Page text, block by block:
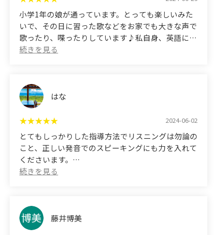
There are a lot of English conversation schools out
there, but Miyabi English House has small classes
and kind, cheerful teachers who make teaching
fun.
My child and I are now able to have simple
小学1年の娘が通っています。とっても楽しいみた
いで、その日に習った歌などをお家でも大きな声で
歌ったり、喋ったりしています♪私自身、英語に対
して苦手意識があり、こどもたちには英語は楽しい
とても嬉しかったです。いつも教室から今日も楽し
かったと笑顔で帰ってきます♪
(Translated by Google)
My daughter, a first-grader in elementary school, is
attending the school. She seems to be having a lot
of fun, and even at home she sings and speaks the
songs she learned that day out loud. I myself have
always felt that I am not good at English, so I
Miyabi English House, which I had always wanted
to send them to. They always come home from
はな
2024-06-02
とてもしっかりした指導方法でリスニングは勿論の
こと、正しい発音でのスピーキングにも力を入れて
くださいます。
昔、英語教室を転々とし、ようやく辿り着いた場所
えています。結局のところ、習い事は指導者が大事
だと思います。
藤井博美